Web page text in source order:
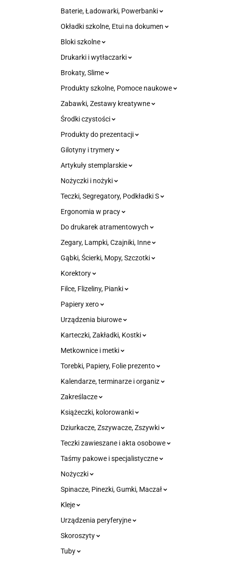
Baterie, Ładowarki, Powerbanki
Okładki szkolne, Etui na dokumen
Bloki szkolne
Drukarki i wytłaczarki
Brokaty, Slime
Produkty szkolne, Pomoce naukowe
Zabawki, Zestawy kreatywne
Środki czystości
Produkty do prezentacji
Gilotyny i trymery
Artykuły stemplarskie
Nożyczki i nożyki
Teczki, Segregatory, Podkładki S
Ergonomia w pracy
Do drukarek atramentowych
Zegary, Lampki, Czajniki, Inne
Gąbki, Ścierki, Mopy, Szczotki
Korektory
Filce, Flizeliny, Pianki
Papiery xero
Urządzenia biurowe
Karteczki, Zakładki, Kostki
Metkownice i metki
Torebki, Papiery, Folie prezento
Kalendarze, terminarze i organiz
Zakreślacze
Książeczki, kolorowanki
Dziurkacze, Zszywacze, Zszywki
Teczki zawieszane i akta osobowe
Taśmy pakowe i specjalistyczne
Nożyczki
Spinacze, Pinezki, Gumki, Maczał
Kleje
Urządzenia peryferyjne
Skoroszyty
Tuby